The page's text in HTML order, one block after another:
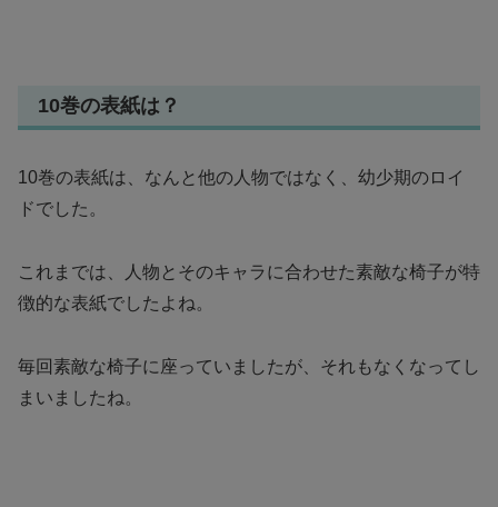
10巻の表紙は？
10巻の表紙は、なんと他の人物ではなく、幼少期のロイ
ドでした。
これまでは、人物とそのキャラに合わせた素敵な椅子が特
徴的な表紙でしたよね。
毎回素敵な椅子に座っていましたが、それもなくなってし
まいましたね。